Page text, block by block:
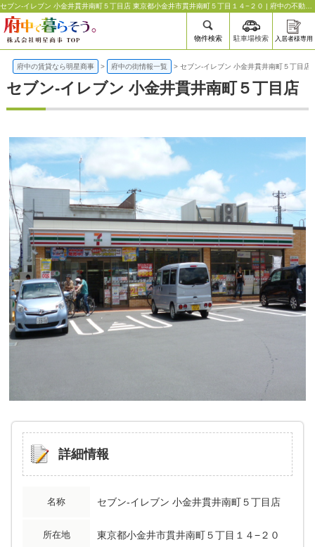
物件検索 駐車場検索 入居者様専用
府中の賃貸なら明星商事 > 府中の街情報一覧 > セブン-イレブン 小金井貫井南町５丁目店
セブン-イレブン 小金井貫井南町５丁目店
詳細情報
名称 セブン-イレブン 小金井貫井南町５丁目店
所在地 東京都小金井市貫井南町５丁目１４−２０